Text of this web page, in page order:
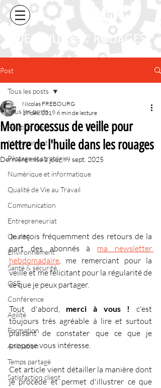
Post
Tous les posts
Relation client
Management
Pilotage et stratégie
Numérique et informatique
Qualité de Vie au Travail
Communication
Entrepreneuriat
Qualité
Environnement
Santé & sécurité
QSE
Conférence
Agilité
Formation
Animation
Temps partagé
Satisfaction client
Tous les posts
Mon processus de veille pour
mettre de l'huile dans les rouages
Nicolas FREBOURG
17 déc. 2019 6 min de lecture
Dernière mise à jour :9 sept. 2025
Je reçois fréquemment des retours de la
part des abonnés à ma newsletter
hebdomadaire, me remerciant pour la
veille et me félicitant pour la régularité de
ce que je peux partager.
Tout d'abord, merci à vous !
c'est
toujours très agréable à lire et surtout
plaisant de constater que ce que je
propose vous intéresse.
Cet article vient détailler la manière dont
je procède et permet d'illustrer ce que